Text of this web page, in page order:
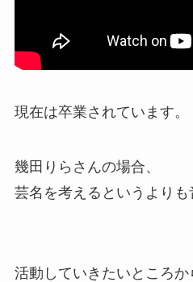
現在は卒業されています。
幾田りらさんの場合、
芸名を考えるというよりも
活動していきたいところか